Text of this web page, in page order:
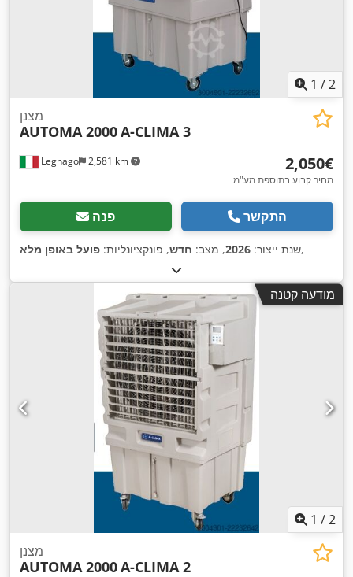
1 /2
Legnago 2,581 km
מצנן
AUTOMA 2000A-CLIMA 3
‏2,050 ‏€
מחיר קבוע בתוספת מע"מ
פנה התקשר
שנת ייצור: 2026, מצב: חדש, פונקציונליות: פועל באופן מלא ,
מודעה קטנה
1 /2
מצנן
AUTOMA 2000A-CLIMA 2